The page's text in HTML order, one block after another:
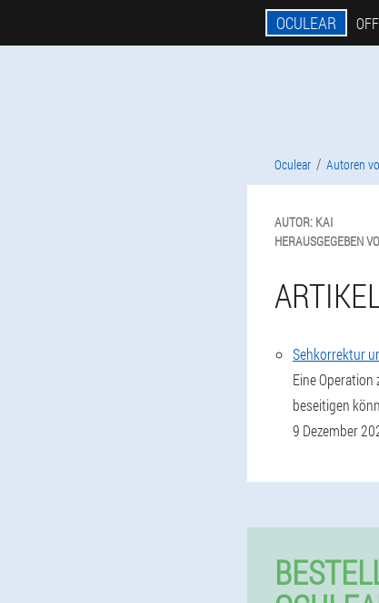
OCULEAR
Oculear Autoren
AUTOR: KAI
HERAUSGEGEBEN
Sehkorrektur
Eine
beseitigen
9 Dezember